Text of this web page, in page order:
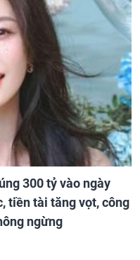
300 tỷ vào ngày
tiền tài tăng vọt, công
ngừng